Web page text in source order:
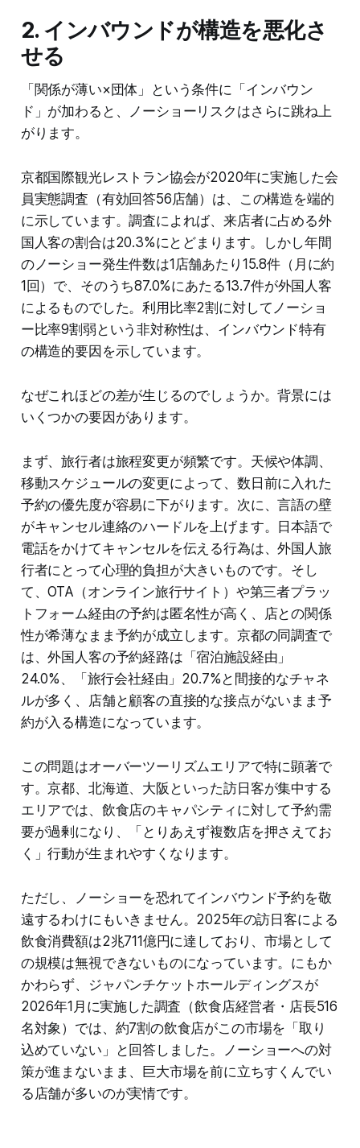
2. インバウンドが構造を悪化さ
せる
「関係が薄い×団体」という条件に「インバウン
ド」が加わると、ノーショーリスクはさらに跳ね上
がります。
京都国際観光レストラン協会が2020年に実施した会
員実態調査（有効回答56店舗）は、この構造を端的
に示しています。調査によれば、来店者に占める外
国人客の割合は20.3%にとどまります。しかし年間
のノーショー発生件数は1店舗あたり15.8件（月に約
1回）で、そのうち87.0%にあたる13.7件が外国人客
によるものでした。利用比率2割に対してノーショ
ー比率9割弱という非対称性は、インバウンド特有
の構造的要因を示しています。
なぜこれほどの差が生じるのでしょうか。背景には
いくつかの要因があります。
まず、旅行者は旅程変更が頻繁です。天候や体調、
移動スケジュールの変更によって、数日前に入れた
予約の優先度が容易に下がります。次に、言語の壁
がキャンセル連絡のハードルを上げます。日本語で
電話をかけてキャンセルを伝える行為は、外国人旅
行者にとって心理的負担が大きいものです。そし
て、OTA（オンライン旅行サイト）や第三者プラッ
トフォーム経由の予約は匿名性が高く、店との関係
性が希薄なまま予約が成立します。京都の同調査で
は、外国人客の予約経路は「宿泊施設経由」
24.0%、「旅行会社経由」20.7%と間接的なチャネ
ルが多く、店舗と顧客の直接的な接点がないまま予
約が入る構造になっています。
この問題はオーバーツーリズムエリアで特に顕著で
す。京都、北海道、大阪といった訪日客が集中する
エリアでは、飲食店のキャパシティに対して予約需
要が過剰になり、「とりあえず複数店を押さえてお
く」行動が生まれやすくなります。
ただし、ノーショーを恐れてインバウンド予約を敬
遠するわけにもいきません。2025年の訪日客による
飲食消費額は2兆711億円に達しており、市場として
の規模は無視できないものになっています。にもか
かわらず、ジャパンチケットホールディングスが
2026年1月に実施した調査（飲食店経営者・店長516
名対象）では、約7割の飲食店がこの市場を「取り
込めていない」と回答しました。ノーショーへの対
策が進まないまま、巨大市場を前に立ちすくんでい
る店舗が多いのが実情です。